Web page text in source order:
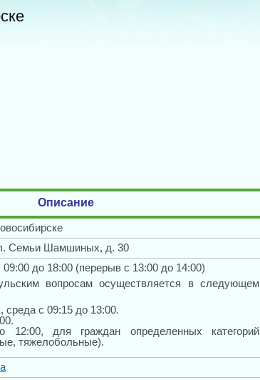
Описание
Семьи Шамшиных, д. 30
до 18:00 (перерыв с 13:00 до 14:00)
вопросам осуществляется в следующем
среда с 09:15 до 13:00.
12:00, для граждан определенных категорий
тяжелобольные).